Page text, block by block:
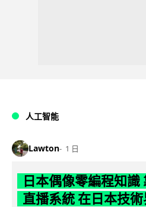
人工智能
Lawton 1 日
日本偶像零編程知識
直播系統 在日本技